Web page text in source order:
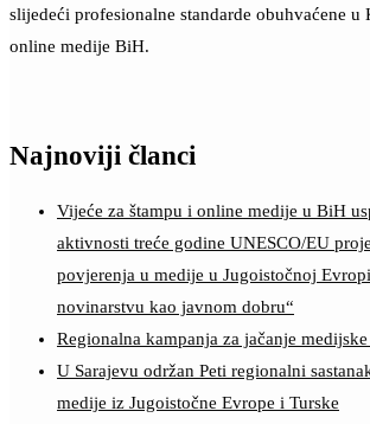
slijedeći profesionalne standarde obuhvaćene u
online medije BiH.
Najnoviji članci
Vijeće za štampu i online medije u BiH
aktivnosti treće godine UNESCO/EU
povjerenja u medije u Jugoistočnoj
novinarstvu kao javnom dobru“
Regionalna kampanja za jačanje
U Sarajevu održan Peti regionalni
medije iz Jugoistočne Evrope i Turske